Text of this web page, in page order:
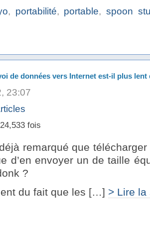
, portabilité, portable,spoon
de données vers Internet est-il plus
23:07
fois
remarqué que
d’en envoyer un de taille
?
du fait que les […] > Lire la